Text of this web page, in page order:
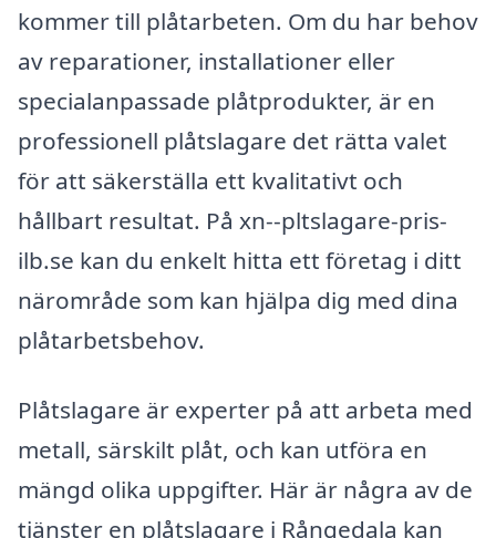
kommer till plåtarbeten. Om du har behov
av reparationer, installationer eller
specialanpassade plåtprodukter, är en
professionell plåtslagare det rätta valet
för att säkerställa ett kvalitativt och
hållbart resultat. På xn--pltslagare-pris-
ilb.se kan du enkelt hitta ett företag i ditt
närområde som kan hjälpa dig med dina
plåtarbetsbehov.
Plåtslagare är experter på att arbeta med
metall, särskilt plåt, och kan utföra en
mängd olika uppgifter. Här är några av de
tjänster en plåtslagare i Rångedala kan